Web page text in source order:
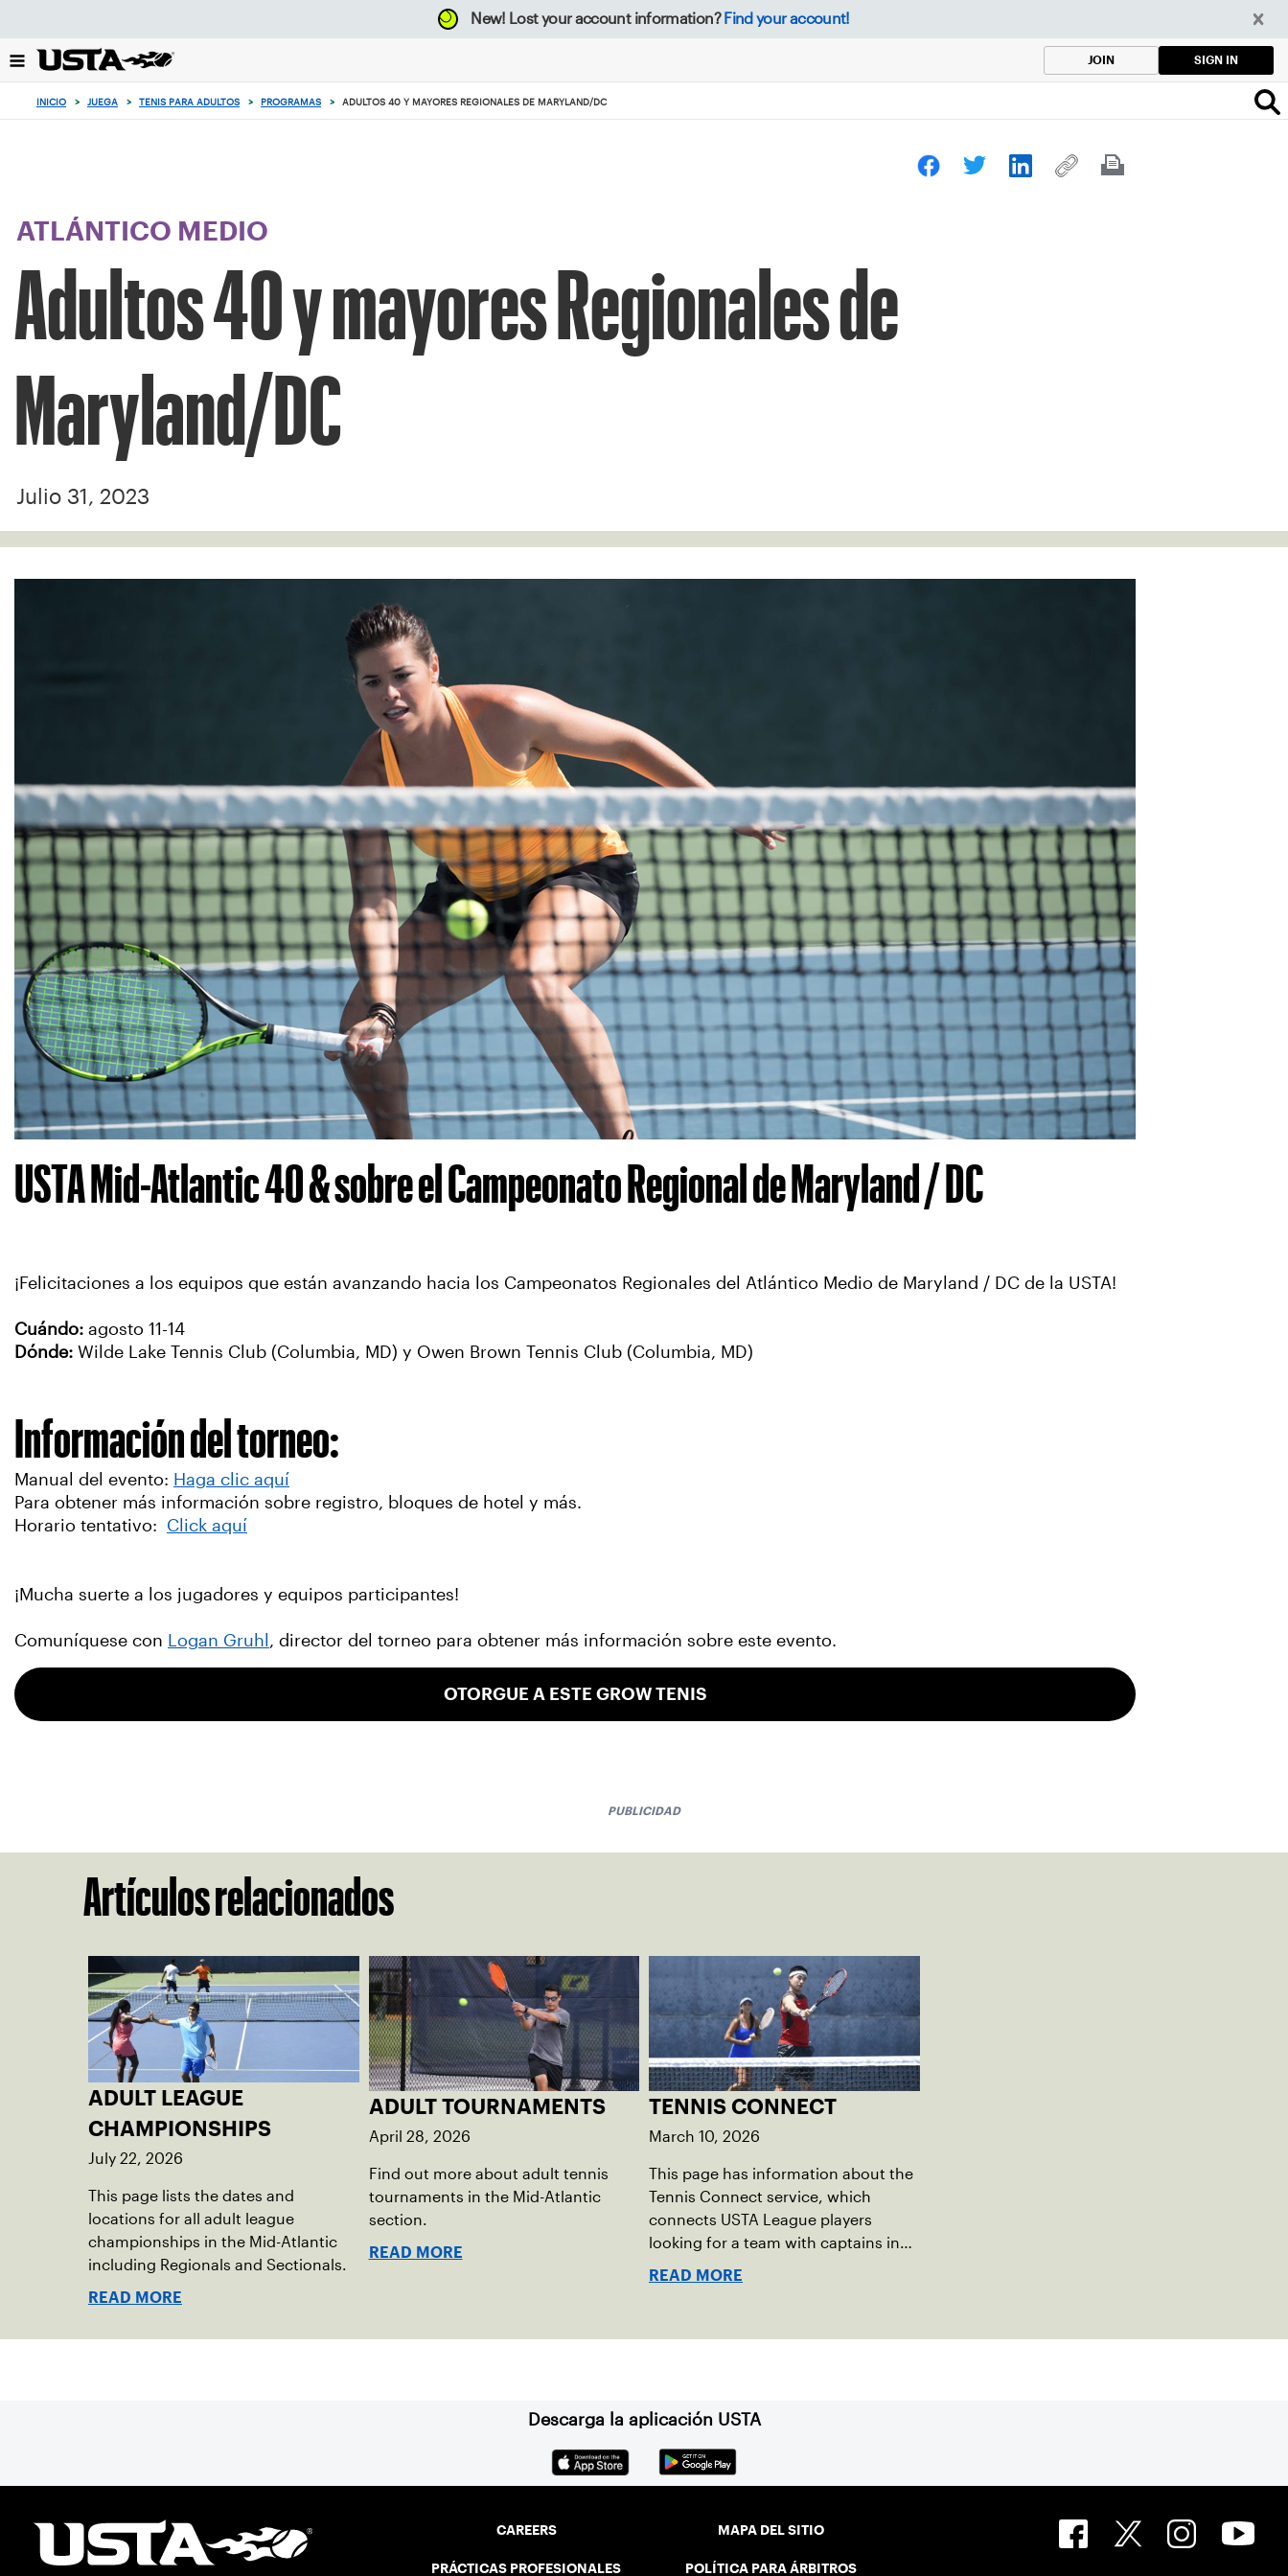
el
botón
New! Lost your account information? Find your account!
JOIN SIGN IN
INICIO > JUEGA > TENIS PARA ADULTOS > PROGRAMAS > ADULTOS 40 Y MAYORES REGIONALES DE MARYLAND/DC
ATLÁNTICO MEDIO
Adultos 40 y mayores Regionales de
Maryland/DC
Julio 31, 2023
USTA Mid-Atlantic 40 & sobre el Campeonato Regional de Maryland / DC
¡Felicitaciones a los equipos que están avanzando hacia los Campeonatos Regionales del Atlántico Medio de Maryland / DC de la USTA!
Cuándo: agosto 11-14
Dónde: Wilde Lake Tennis Club (Columbia, MD) y Owen Brown Tennis Club (Columbia, MD)
Información del torneo:
Manual del evento: Haga clic aquí
Para obtener más información sobre registro, bloques de hotel y más.
Horario tentativo: Click aquí
¡Mucha suerte a los jugadores y equipos participantes!
Comuníquese con Logan Gruhl , director del torneo para obtener más información sobre este evento.
OTORGUE A ESTE GROW TENIS
PUBLICIDAD
Artículos relacionados
ADULT LEAGUE
CHAMPIONSHIPS
July 22, 2026
This page lists the dates and
locations for all adult league
championships in the Mid-Atlantic
including Regionals and Sectionals.
READ MORE
ADULT TOURNAMENTS
April 28, 2026
Find out more about adult tennis
tournaments in the Mid-Atlantic
section.
READ MORE
TENNIS CONNECT
March 10, 2026
This page has information about the
Tennis Connect service, which
connects USTA League players
looking for a team with captains in
the Mid-Atlantic.
READ MORE
Descarga la aplicación USTA
CAREERS
PRÁCTICAS PROFESIONALES
MAPA DEL SITIO
POLÍTICA PARA ÁRBITROS